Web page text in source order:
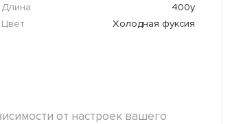
Длина
400y
Цвет
Холодная фуксия
от настроек вашего